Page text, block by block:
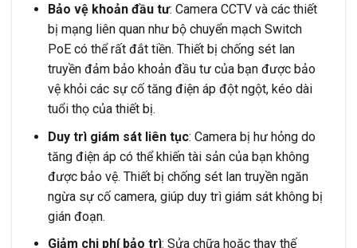
Bảo vệ khoản đầu tư: Camera CCTV và các thiết
bị mạng liên quan như bộ chuyển mạch Switch
PoE có thể rất đắt tiền. Thiết bị chống sét lan
truyền đảm bảo khoản đầu tư của bạn được bảo
vệ khỏi các sự cố tăng điện áp đột ngột, kéo dài
tuổi thọ của thiết bị.
Duy trì giám sát liên tục: Camera bị hư hỏng do
tăng điện áp có thể khiến tài sản của bạn không
được bảo vệ. Thiết bị chống sét lan truyền ngăn
ngừa sự cố camera, giúp duy trì giám sát không bị
gián đoạn.
Giảm chi phí bảo trì: Sửa chữa hoặc thay thế